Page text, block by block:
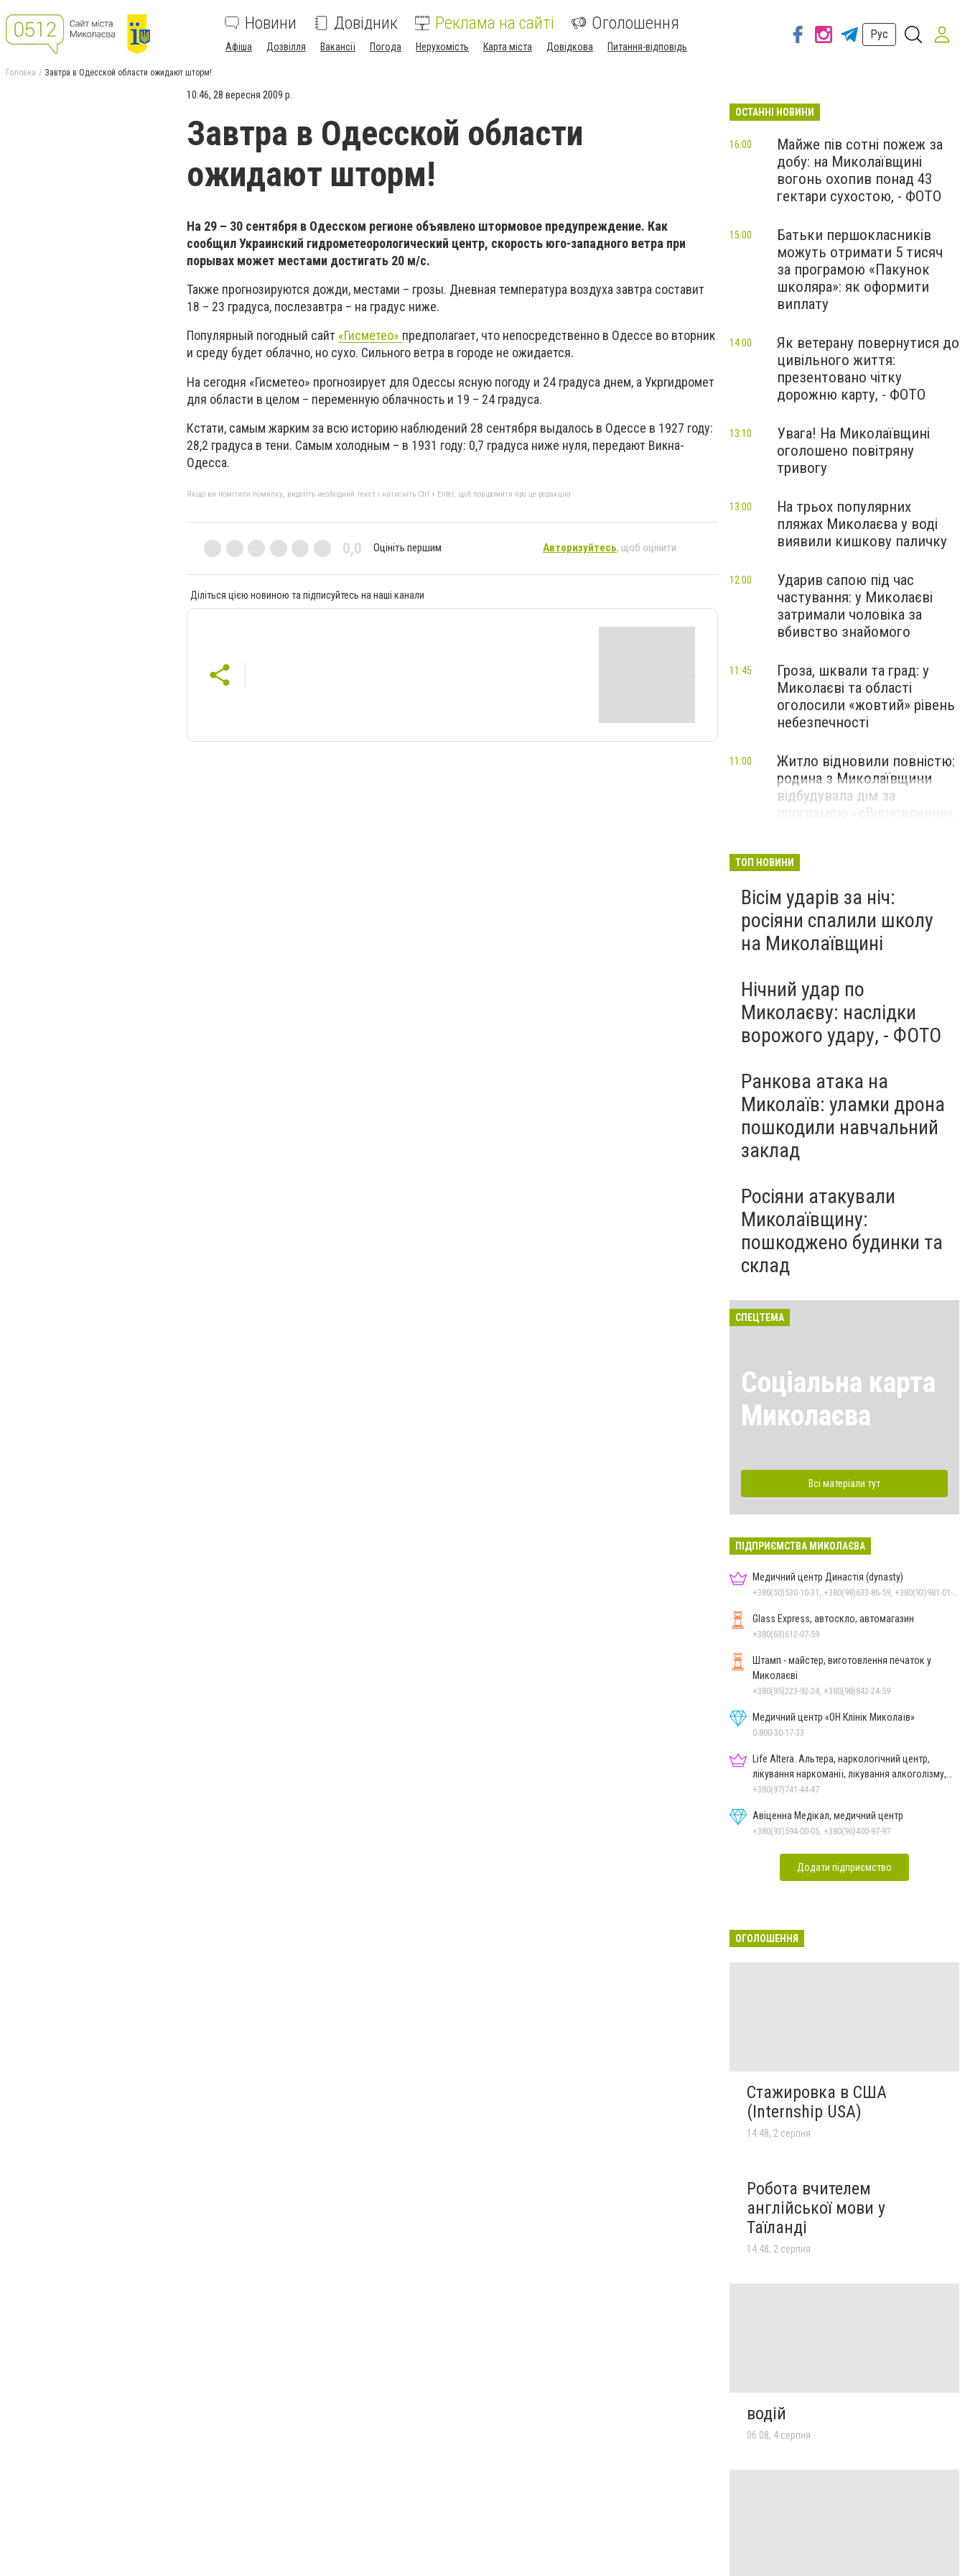
Новини Довідник Реклама на сайті Оголошення
Афіша Дозвілля Вакансії Погода Нерухомість Карта міста Довідкова Питання-відповідь
Рус
Головна Завтра в Одесской области ожидают шторм!
10:46, 28 вересня 2009 р.
Завтра в Одесской области
ожидают шторм!
На 29 – 30 сентября в Одесском регионе объявлено штормовое предупреждение. Как
сообщил Украинский гидрометеорологический центр, скорость юго-западного ветра при
порывах может местами достигать 20 м/с.
Также прогнозируются дожди, местами – грозы. Дневная температура воздуха завтра составит
18 – 23 градуса, послезавтра – на градус ниже.
Популярный погодный сайт «Гисметео» предполагает, что непосредственно в Одессе во вторник
и среду будет облачно, но сухо. Сильного ветра в городе не ожидается.
На сегодня «Гисметео» прогнозирует для Одессы ясную погоду и 24 градуса днем, а Укргидромет
для области в целом – переменную облачность и 19 – 24 градуса.
Кстати, самым жарким за всю историю наблюдений 28 сентября выдалось в Одессе в 1927 году:
28,2 градуса в тени. Самым холодным – в 1931 году: 0,7 градуса ниже нуля, передают Викна-
Одесса.
Якщо ви помітили помилку, виділіть необхідний текст і натисніть Ctrl + Enter, щоб повідомити про це редакцію
0,0 Оцініть першим Авторизуйтесь, щоб оцінити
Діліться цією новиною та підписуйтесь на наші канали
ОСТАННІ НОВИНИ
Майже пів сотні пожеж за
добу: на Миколаївщині
вогонь охопив понад 43
гектари сухостою, - ФОТО
16:00
Батьки першокласників
можуть отримати 5 тисяч
за програмою «Пакунок
школяра»: як оформити
виплату
15:00
Як ветерану повернутися до
цивільного життя:
презентовано чітку
дорожню карту, - ФОТО
14:00
Увага! На Миколаївщині
оголошено повітряну
тривогу
13:10
На трьох популярних
пляжах Миколаєва у воді
виявили кишкову паличку
13:00
Ударив сапою під час
частування: у Миколаєві
затримали чоловіка за
вбивство знайомого
12:00
Гроза, шквали та град: у
Миколаєві та області
оголосили «жовтий» рівень
небезпечності
11:45
Житло відновили повністю:
родина з Миколаївщини
відбудувала дім за
програмою «єВідновлення»,
11:00
ТОП НОВИНИ
Вісім ударів за ніч:
росіяни спалили школу
на Миколаївщині
Нічний удар по
Миколаєву: наслідки
ворожого удару, - ФОТО
Ранкова атака на
Миколаїв: уламки дрона
пошкодили навчальний
заклад
Росіяни атакували
Миколаївщину:
пошкоджено будинки та
склад
СПЕЦТЕМА
Соціальна карта
Миколаєва
Всі матеріали тут
ПІДПРИЄМСТВА МИКОЛАЄВА
Медичний центр Династія (dynasty)
Glass Express, автоскло, автомагазин
+380(63)612-07-59
Штамп - майстер, виготовлення печаток у
Миколаєві
+380(95)223-92-24, +380(98)842-24-59
Медичний центр «ОН Клінік Миколаїв»
0-800-30-17-33
Life Altera. Альтера, наркологічний центр,
лікування наркоманії, лікування алкоголізму,
зняття ломки
+380(97)741-44-47
Авіценна Медікал, медичний центр
+380(93)594-00-05, +380(96)400-97-97
Додати підприємство
ОГОЛОШЕННЯ
Стажировка в США
(Internship USA)
14:48, 2 серпня
Робота вчителем
англійської мови у
Таїланді
14:48, 2 серпня
водій
06:08, 4 серпня